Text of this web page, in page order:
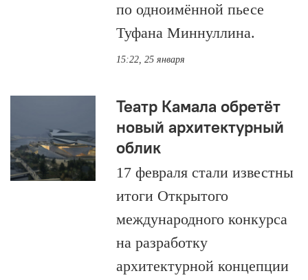
по одноимённой пьесе
Туфана Миннуллина.
15:22, 25 января
Театр Камала обретёт
новый архитектурный
облик
17 февраля стали известны
итоги Открытого
международного конкурса
на разработку
архитектурной концепции